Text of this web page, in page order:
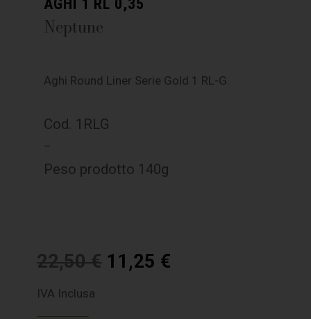
AGHI 1 RL 0,35
Neptune
Aghi Round Liner Serie Gold 1 RL-G.
Cod. 1RLG
–
Peso prodotto 140g
22,50€ 11,25 €
IVA Inclusa